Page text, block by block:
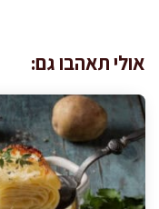
אולי תאהבו גם: